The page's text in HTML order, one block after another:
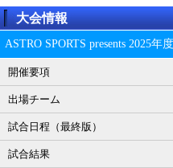
大会情報
ASTRO SPORTS presents 2025
開催要項
出場チーム
試合日程（最終版）
試合結果